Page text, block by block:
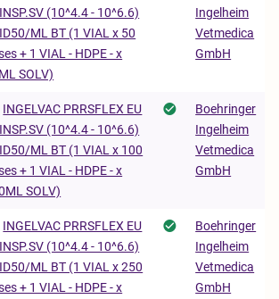
(10^4.4 - 10^6.6)
ML BT (1 VIAL x 50
+ 1 VIAL - HDPE - x
SOLV)
Ingelheim
Vetmedica
GmbH
INGELVAC PRRSFLEX EU
(10^4.4 - 10^6.6)
ML BT (1 VIAL x 100
+ 1 VIAL - HDPE - x
SOLV)
Boehringer
Ingelheim
Vetmedica
GmbH
INGELVAC PRRSFLEX EU
(10^4.4 - 10^6.6)
ML BT (1 VIAL x 250
+ 1 VIAL - HDPE - x
Boehringer
Ingelheim
Vetmedica
GmbH